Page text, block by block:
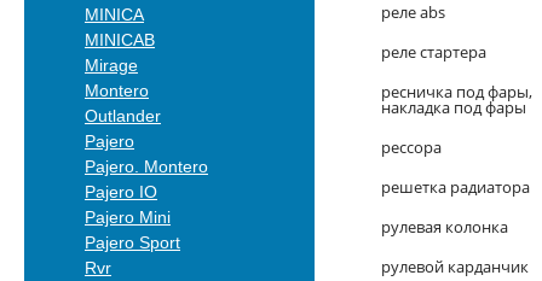
MINICA
MINICAB
Mirage
Montero
Outlander
Pajero
Pajero. Montero
Pajero IO
Pajero Mini
Pajero Sport
Rvr
реле abs
реле стартера
ресничка под фары,
накладка под фары
рессора
решетка радиатора
рулевая колонка
рулевой карданчик